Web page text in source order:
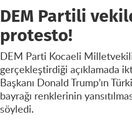
DEM Partili
protesto!
DEM Parti Kocaeli
gerçekleştirdiği açıklamada
Başkanı Donald Trump’ın
bayrağı renklerinin
söyledi.